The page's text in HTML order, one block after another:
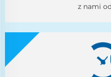
z nami